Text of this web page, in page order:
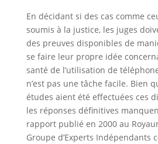
En décidant si des cas comme
soumis à la justice, les juges
des preuves disponibles de
se faire leur propre idée
santé de l’utilisation de
n’est pas une tâche facile. Bien
études aient été effectuées ces
les réponses définitives
rapport publié en 2000 au
Groupe d’Experts Indépendants